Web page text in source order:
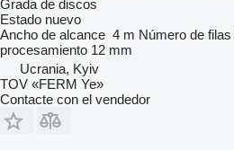
Grada de discos
Estado nuevo
Ancho de alcance 4 m Número de filas
procesamiento 12 mm
Ucrania, Kyiv
TOV «FERM Ye»
Contacte con el vendedor